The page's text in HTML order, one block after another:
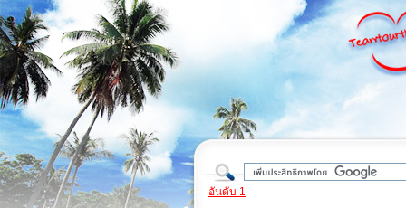
ต้
อันดับ 1